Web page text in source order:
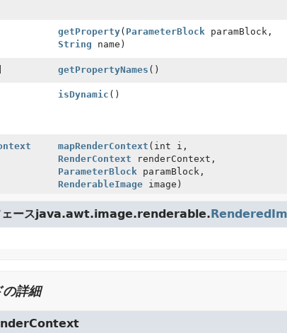
getProperty( ParameterBlockparamBlock,
String name)
getPropertyNames ()
isDynamic ()
mapRenderContext (int i,
RenderContext renderContext,
ParameterBlockparamBlock,
RenderableImageimage)
ェースjava.awt.image.renderable.
の詳細